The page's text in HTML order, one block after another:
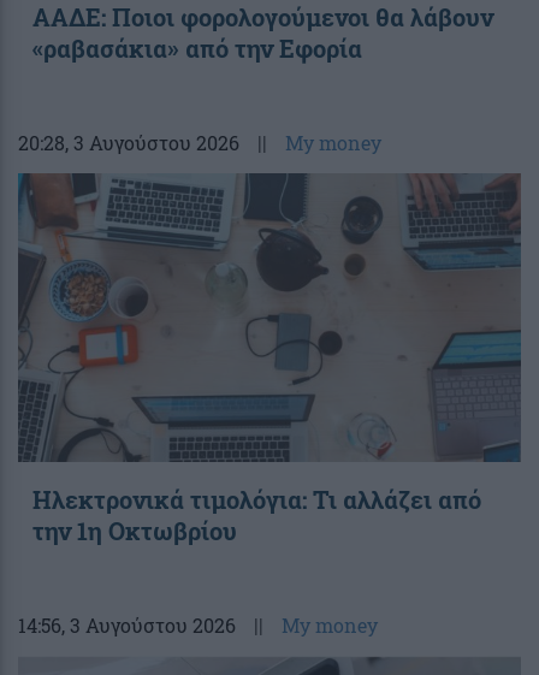
ΑΑΔΕ: Ποιοι φορολογούμενοι θα λάβουν
«ραβασάκια» από την Εφορία
20:28, 3 Αυγούστου 2026 || My money
Ηλεκτρονικά τιμολόγια: Τι αλλάζει από
την 1η Οκτωβρίου
14:56, 3 Αυγούστου 2026 || My money